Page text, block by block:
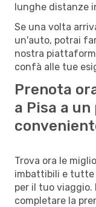
lunghe distanze
Se una volta
un'auto, potrai
nostra
confà alle tue
Prenota
a Pisa a
Trova ora le
imbattibili e tutte
per il tuo
completare la